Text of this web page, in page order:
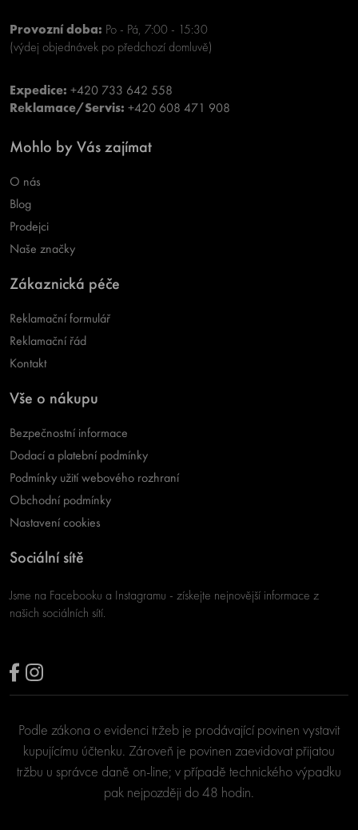
Provozní doba: Po - Pá, 7:00 - 15:30
(výdej objednávek po předchozí domluvě)
Expedice: +420 733 642 558
Reklamace/Servis: +420 608 471 908
Mohlo by Vás zajímat
O nás
Blog
Prodejci
Naše značky
Zákaznická péče
Reklamační formulář
Reklamační řád
Kontakt
Vše o nákupu
Bezpečnostní informace
Dodací a platební podmínky
Podmínky užití webového rozhraní
Obchodní podmínky
Nastavení cookies
Sociální sítě
Jsme na Facebooku a Instagramu - získejte nejnovější informace z
našich sociálních sítí.
Podle zákona o evidenci tržeb je prodávající povinen vystavit
kupujícímu účtenku. Zároveň je povinen zaevidovat přijatou
tržbu u správce daně on-line; v případě technického výpadku
pak nejpozději do 48 hodin.